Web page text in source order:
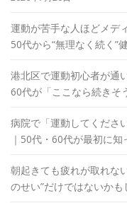
運動が苦手な人ほどメデ
50代から“無理なく続く”
港北区で運動初心者が通
60代が「ここなら続きそ
病院で「運動してくださ
｜50代・60代が最初に知
朝起きても疲れが取れな
のせい”だけではないかも